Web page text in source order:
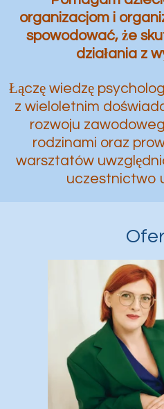
organizacjom i
spowodować, że
działania z
Łączę wiedzę
z wieloletnim
rozwoju
rodzinami oraz
warsztatów
uczestnictwo